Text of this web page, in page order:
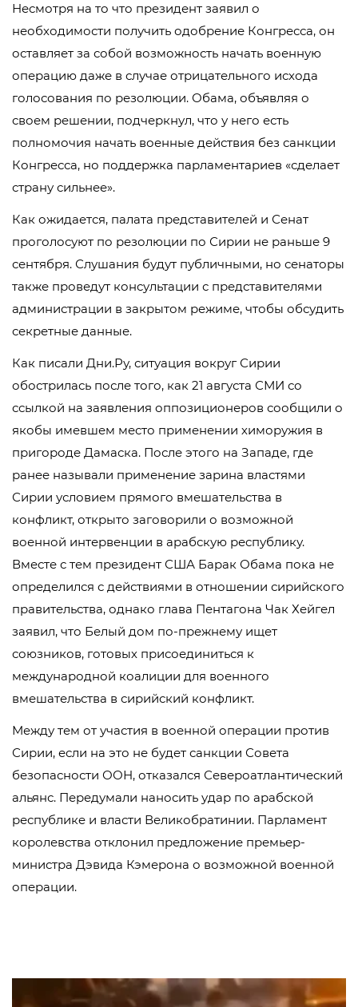
Несмотря на то что президент заявил о
необходимости получить одобрение Конгресса, он
оставляет за собой возможность начать военную
операцию даже в случае отрицательного исхода
голосования по резолюции. Обама, объявляя о
своем решении, подчеркнул, что у него есть
полномочия начать военные действия без санкции
Конгресса, но поддержка парламентариев «сделает
страну сильнее».
Как ожидается, палата представителей и Сенат
проголосуют по резолюции по Сирии не раньше 9
сентября. Слушания будут публичными, но сенаторы
также проведут консультации с представителями
администрации в закрытом режиме, чтобы обсудить
секретные данные.
Как писали Дни.Ру, ситуация вокруг Сирии
обострилась после того, как 21 августа СМИ со
ссылкой на заявления оппозиционеров сообщили о
якобы имевшем место применении химоружия в
пригороде Дамаска. После этого на Западе, где
ранее называли применение зарина властями
Сирии условием прямого вмешательства в
конфликт, открыто заговорили о возможной
военной интервенции в арабскую республику.
Вместе с тем президент США Барак Обама пока не
определился с действиями в отношении сирийского
правительства, однако глава Пентагона Чак Хейгел
заявил, что Белый дом по-прежнему ищет
союзников, готовых присоединиться к
международной коалиции для военного
вмешательства в сирийский конфликт.
Между тем от участия в военной операции против
Сирии, если на это не будет санкции Совета
безопасности ООН, отказался Североатлантический
альянс. Передумали наносить удар по арабской
республикe и власти Великобратинии. Парламент
королевства отклонил предложение премьер-
министра Дэвида Кэмерона о возможной военной
операции.